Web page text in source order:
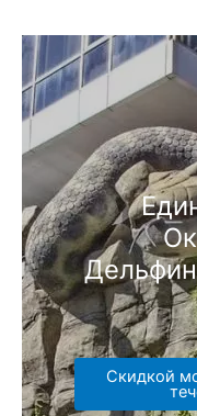
Скидкой